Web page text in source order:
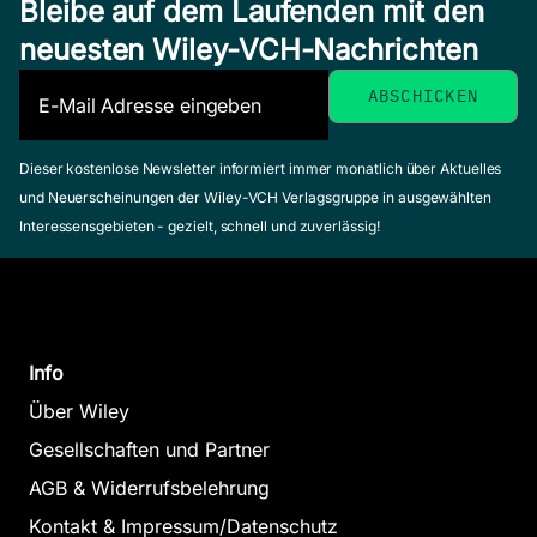
Bleibe auf dem Laufenden mit den
neuesten Wiley-VCH-Nachrichten
Dieser kostenlose Newsletter informiert immer monatlich über Aktuelles
und Neuerscheinungen der Wiley-VCH Verlagsgruppe in ausgewählten
Interessensgebieten - gezielt, schnell und zuverlässig!
Info
Über Wiley
Gesellschaften und Partner
AGB & Widerrufsbelehrung
Kontakt & Impressum/Datenschutz